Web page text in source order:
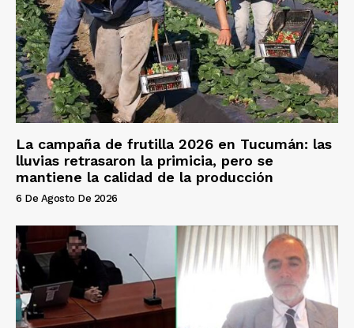
La campaña de frutilla 2026 en Tucumán: las
lluvias retrasaron la primicia, pero se
mantiene la calidad de la producción
6 De Agosto De 2026